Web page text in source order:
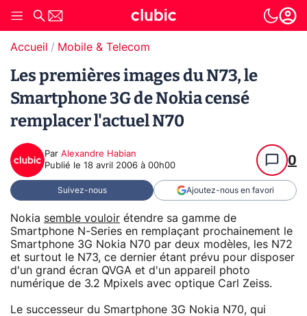
Accueil Mobile & Telecom
Les premières images du N73, le
Smartphone 3G de Nokia censé
remplacer l'actuel N70
Par Alexandre Habian
Publié le 18 avril 2006 à 00h00 0
Suivez-nous Ajoutez-nous en favori
Nokia semble vouloir étendre sa gamme de
Smartphone N-Series en remplaçant prochainement le
Smartphone 3G Nokia N70 par deux modèles, les N72
et surtout le N73, ce dernier étant prévu pour disposer
d'un grand écran QVGA et d'un appareil photo
numérique de 3.2 Mpixels avec optique Carl Zeiss.
Le successeur du Smartphone 3G Nokia N70, qui